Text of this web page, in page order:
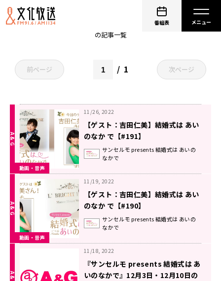
番組表
の記事一覧
前ページ 1 次ページ
動画・音声
11/26, 2022
【ゲスト：吉田仁美】結婚式は あい
のなか で【#191】
サンセルモ presents 結婚式は あいの
なかで
動画・音声
11/19, 2022
【ゲスト：吉田仁美】結婚式は あい
のなか で【#190】
サンセルモ presents 結婚式は あいの
なかで
11/18, 2022
『サンセルモ presents 結婚式は あ
いのなかで』12月3日・12月10日の